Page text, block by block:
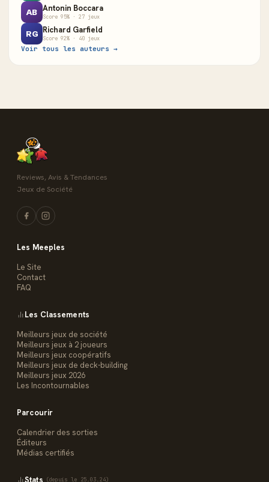
AB Antonin Boccara
Score 95% · 27 jeux
RG Richard Garfield
Score 92% · 40 jeux
Voir tous les auteurs →
Reviews, Avis & Tendances
Jeux de Société
Les Meeples
Le Site
Contact
FAQ
Les Classements
Meilleurs jeux de société
Meilleurs jeux à 2 joueurs
Meilleurs jeux coopératifs
Meilleurs jeux de deck-building
Meilleurs jeux 2026
Les Incontournables
Parcourir
Calendrier des sorties
Éditeurs
Médias certifiés
Stats (depuis le 25.03.24)